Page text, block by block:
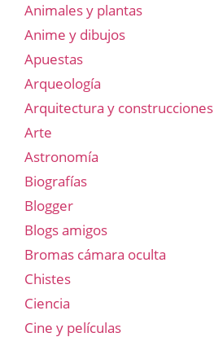
Animales y plantas
Anime y dibujos
Apuestas
Arqueología
Arquitectura y construcciones
Arte
Astronomía
Biografías
Blogger
Blogs amigos
Bromas cámara oculta
Chistes
Ciencia
Cine y películas